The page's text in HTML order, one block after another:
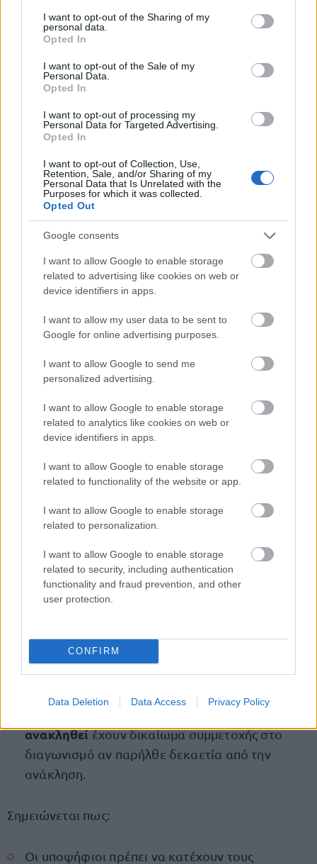
not limited to your visit or usage behaviour. You may click to
grant or deny consent to Google and its third-party tags to
use your data for below specified purposes in below Google
consent section.
I want to opt-out of the Sharing of my
personal data.
Opted In
I want to opt-out of the Sale of my
Personal Data.
Opted In
I want to opt-out of processing my
Personal Data for Targeted Advertising.
Opted In
I want to opt-out of Collection, Use,
Retention, Sale, and/or Sharing of my
Personal Data that Is Unrelated with the
Purposes for which it was collected.
Opted Out
Google consents
I want to allow Google to enable storage
related to advertising like cookies on web or
device identifiers in apps.
I want to allow my user data to be sent to
Google for online advertising purposes.
I want to allow Google to send me
personalized advertising.
I want to allow Google to enable storage
related to analytics like cookies on web or
device identifiers in apps.
I want to allow Google to enable storage
related to functionality of the website or app.
I want to allow Google to enable storage
related to personalization.
I want to allow Google to enable storage
related to security, including authentication
functionality and fraud prevention, and other
user protection.
CONFIRM
Data Deletion Data Access Privacy Policy
Διαγωνισμό έχουν:
οι ιδιώτεςκάτοχοι πτυχίουΑνώτατου
Εκπαιδευτικού Ιδρύματος (
ημεδαπής ή ισότιμου της αλλοδαπής
έχουν την ελληνική ιθαγένεια
κράτους-μέλους της Ευρωπαϊκής Ένωσης
έχουν τηνυγεία
εκτέλεση των καθηκόντων της αντίστοιχης
δεν έχουν καταδικαστεί
δεν έχουν παραπεμφθεί με τελεσίδικο
βούλευμα ή με απευθείας κλήση για κακούργημα
ή με τελεσίδικο βούλευμα για πλημμέλημα
δεν τους έχει επιβληθείη παρεπόμενη ποινή
της αποστέρησης δημόσιας θέσης ή δημόσιου ή
δεν έχουν στερηθεί τα πολιτικά τους
αυτή,
δεν τελούν
συμπαράσταση (πλήρη ή μερική), υπό
επικουρική δικαστική συμπαράσταση (πλήρη ή
μερική) και υπό τις δύο αυτές καταστάσεις,
δεν έχουν απολυθείαπό θέση δημόσιας
υπηρεσίας ή Ο.Τ.Α. ή άλλου νομικού προσώπου
ανακληθείέχουν δικαίωμα συμμετοχής στο
διαγωνισμό αν παρήλθε δεκαετία από την
ανάκληση.
Σημειώνεται πως:
Οι υποψήφιοι πρέπει να κατέχουν τους